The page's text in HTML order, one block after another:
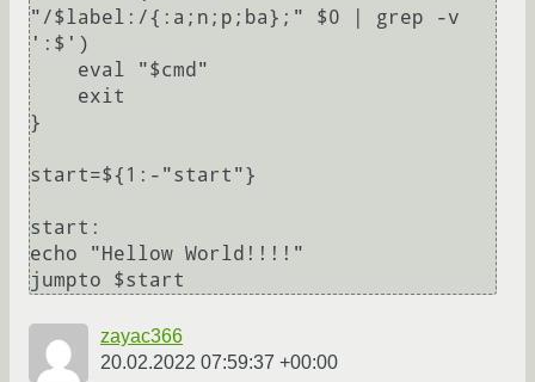
"/$label:/{:a;n;p;ba};" $0 | grep -v
':$')
}
start=${1:-"start"}
start:
echo "Hellow World!!!!"
zayac366
20.02.2022 07:59:37 +00:00